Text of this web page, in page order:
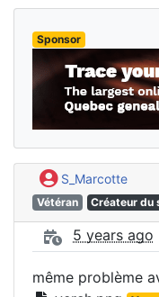
Sponsor
S_Marcotte
Vétéran Créateur du
5 years ago
même problème